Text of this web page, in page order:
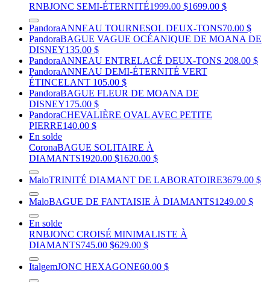
RNBJONC SEMI-ÉTERNITÉ1999.00 $1699.00 $
PandoraANNEAU TOURNESOL DEUX-TONS70.00 $
PandoraBAGUE VAGUE OCÉANIQUE DE MOANA DE
DISNEY135.00 $
PandoraANNEAU ENTRELACÉ DEUX-TONS 208.00 $
PandoraANNEAU DEMI-ÉTERNITÉ VERT
ÉTINCELANT 105.00 $
PandoraBAGUE FLEUR DE MOANA DE
DISNEY175.00 $
PandoraCHEVALIÈRE OVAL AVEC PETITE
PIERRE140.00 $
En solde
CoronaBAGUE SOLITAIRE À
DIAMANTS1920.00 $1620.00 $
MaloTRINITÉ DIAMANT DE LABORATOIRE3679.00 $
MaloBAGUE DE FANTAISIE À DIAMANTS1249.00 $
En solde
RNBJONC CROISÉ MINIMALISTE À
DIAMANTS745.00 $629.00 $
ItalgemJONC HEXAGONE60.00 $